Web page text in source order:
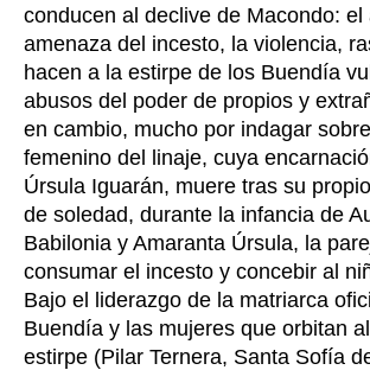
conducen al declive de Macondo:
amenaza del incesto, la violencia,
hacen a la estirpe de los Buendía
abusos del poder de propios y
en cambio, mucho por indagar
femenino del linaje, cuya
Úrsula Iguarán, muere tras su
de soledad, durante la infancia de
Babilonia y Amaranta Úrsula, la
consumar el incesto y concebir al
Bajo el liderazgo de la matriarca
Buendía y las mujeres que orbitan
estirpe (Pilar Ternera, Santa Sofía